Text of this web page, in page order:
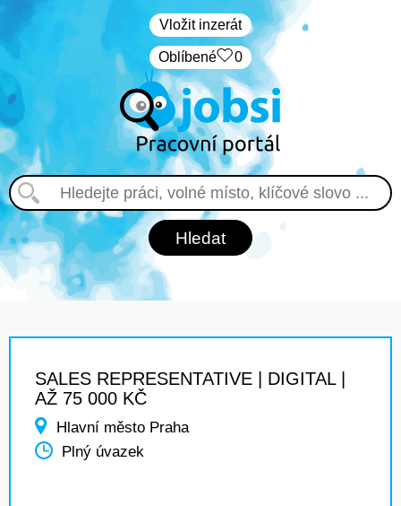
Vložit inzerát
Oblíbené 0
SALES REPRESENTATIVE | DIGITAL |
AŽ 75 000 KČ
Hlavní město Praha
Plný úvazek